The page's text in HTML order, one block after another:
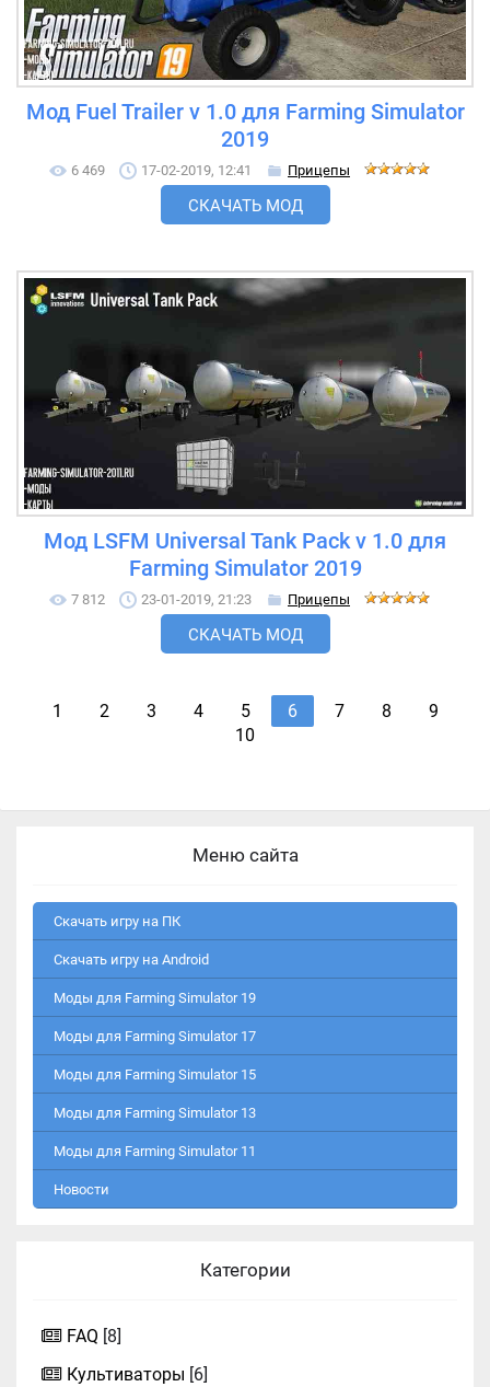
Мод Fuel Trailer v 1.0 для Farming Simulator
2019
6 469 17-02-2019, 12:41 Прицепы
СКАЧАТЬ МОД
Мод LSFM Universal Tank Pack v 1.0 для
Farming Simulator 2019
7 812 23-01-2019, 21:23 Прицепы
СКАЧАТЬ МОД
1 2 3 4 5 6 7 8
9
10
Меню сайта
Скачать игру на ПК
Скачать игру на Android
Моды для Farming Simulator 19
Моды для Farming Simulator 17
Моды для Farming Simulator 15
Моды для Farming Simulator 13
Моды для Farming Simulator 11
Новости
Категории
FAQ [8]
Культиваторы [6]